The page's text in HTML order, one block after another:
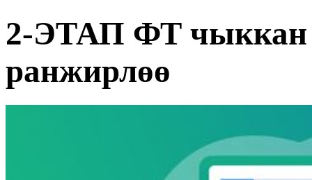
2-ЭТАП ФТ чыккан
ранжирлөө